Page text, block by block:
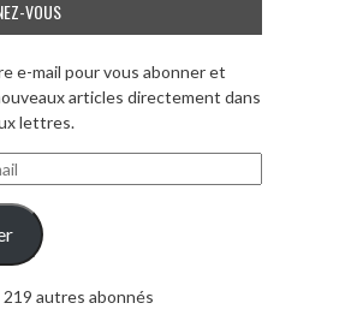
VOUS
e-mail pour vous abonner et
articles directement dans
lettres.
219 autres abonnés